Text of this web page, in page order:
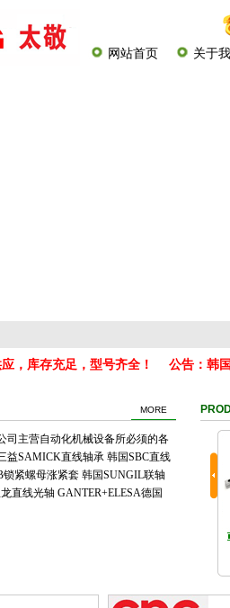
网站首页 关于
，库存充足，型号齐全！ 公告：韩
MORE
主营自动化机械设备所必须的各
益SAMICK直线轴承 韩国SBC直线
紧螺母涨紧套 韩国SUNGIL联轴
直线光轴 GANTER+ELESA德国